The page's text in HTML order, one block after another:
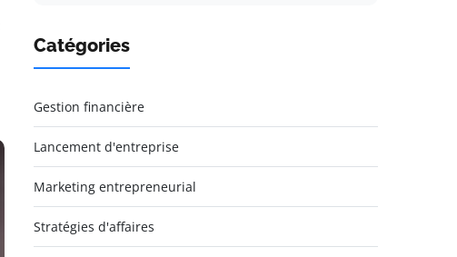
Catégories
Gestion financière
Lancement d'entreprise
Marketing entrepreneurial
Stratégies d'affaires